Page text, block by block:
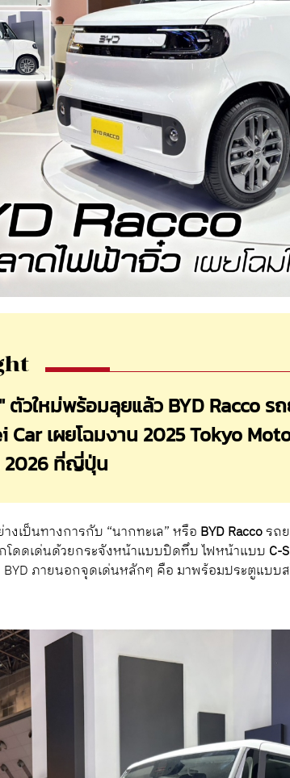
ตัวใหม่พร้อมลุยแล้ว BYD Racco
Car เผยโฉมงาน 2025 Tokyo
2026 ที่ญี่ปุ่น
งเป็นทางการกับ “นากทะเล” หรือ BYD Raccoรถ
โดดเด่นด้วยกระจังหน้าแบบปิดทึบ ไฟหน้าแบบ C-
BYD ภายนอกจุดเด่นหลักๆ คือ มาพร้อมประตูแบบ